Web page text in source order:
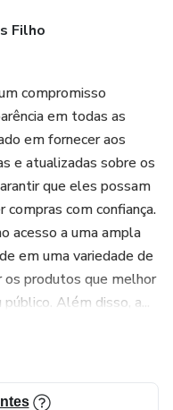
Filho
compromisso
em todas as
em fornecer aos
e atualizadas sobre os
que eles possam
com confiança.
acesso a uma ampla
em uma variedade de
os produtos que melhor
Além disso, a...